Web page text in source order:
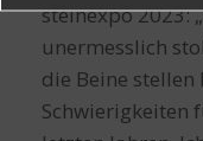
steinexpo 2023:
unermesslich
die Beine
Schwierigkeiten